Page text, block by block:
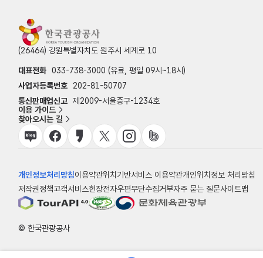
(26464) 강원특별자치도 원주시 세계로 10
대표전화 033-738-3000 (유료, 평일 09시~18시)
사업자등록번호
202-81-50707
통신판매업신고 제2009-서울중구-1234호
이용 가이드
찾아오시는 길
개인정보처리방침이용약관위치기반서비스 이용약관개인위치정보 처리방침
저작권정책고객서비스헌장전자우편무단수집거부자주 묻는 질문사이트맵
© 한국관광공사